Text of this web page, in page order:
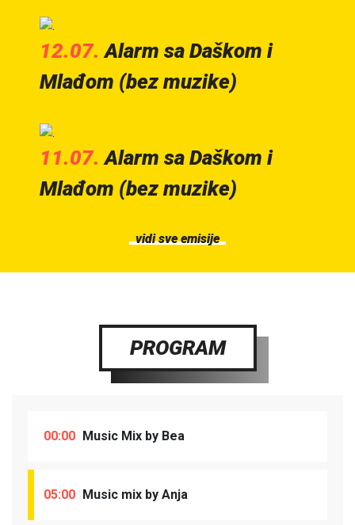
12.07.Alarm sa Daškom i
Mlađom (bez muzike)
11.07.Alarm sa Daškom i
Mlađom (bez muzike)
vidi sve emisije
PROGRAM
00:00 Music Mix by Bea
05:00 Music mix by Anja